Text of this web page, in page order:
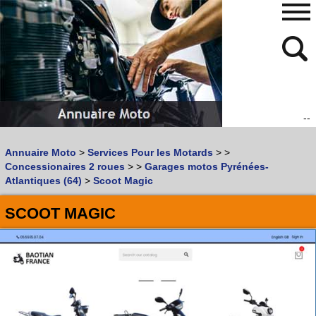
--
Vous recherchez un garage MOTOouSCOOTER
Quoi :
Où :
Trouver un garage Moto !
Retrouvez dans votre VILLE
les bonnes adresses de
L'ANNUAIRE MOTO & SCOOTER
480
768
Annuaire Moto > Services Pour les Motards > >
Concessionaires 2 roues > > Garages motos Pyrénées-
Atlantiques (64) > Scoot Magic
SCOOT MAGIC